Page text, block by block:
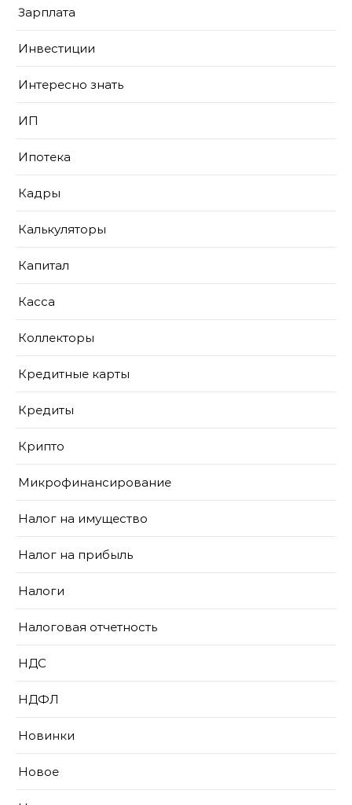
Зарплата
Инвестиции
Интересно знать
ИП
Ипотека
Кадры
Калькуляторы
Капитал
Касса
Коллекторы
Кредитные карты
Кредиты
Крипто
Микрофинансирование
Налог на имущество
Налог на прибыль
Налоги
Налоговая отчетность
НДС
НДФЛ
Новинки
Новое